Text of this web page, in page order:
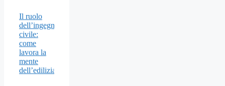
Il ruolo
dell’ingegnere
civile:
come
lavora la
mente
dell’edilizia